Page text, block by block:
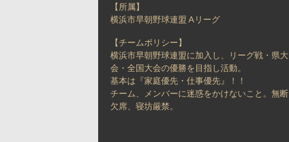
【所属】
横浜市早朝野球連盟 Aリーグ
【チームポリシー】
横浜市早朝野球連盟に加入し、リーグ戦・県大
会・全国大会の優勝を目指し活動。
基本は『家庭優先・仕事優先』！！
チーム、メンバーに迷惑をかけないこと。無断
欠席、寝坊厳禁。